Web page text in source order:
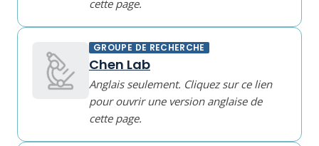
cette page.
GROUPE DE RECHERCHE
Chen Lab
Anglais seulement. Cliquez sur ce lien
pour ouvrir une version anglaise de
cette page.